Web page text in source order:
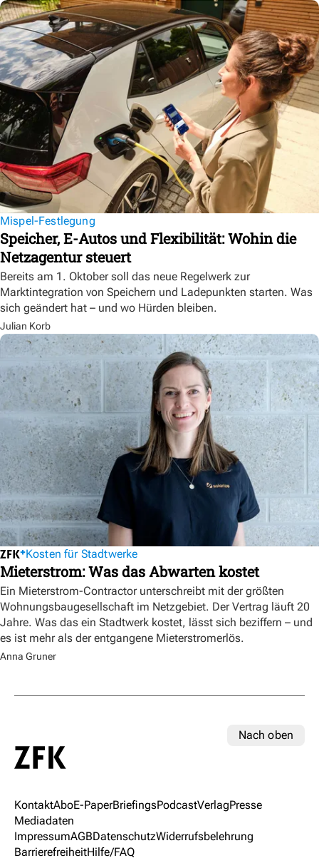
Mispel-Festlegung
Speicher, E-Autos und Flexibilität: Wohin die
Netzagentur steuert
Bereits am 1. Oktober soll das neue Regelwerk zur
Marktintegration von Speichern und Ladepunkten starten. Was
sich geändert hat – und wo Hürden bleiben.
Julian Korb
Kosten für Stadtwerke
Mieterstrom: Was das Abwarten kostet
Ein Mieterstrom-Contractor unterschreibt mit der größten
Wohnungsbaugesellschaft im Netzgebiet. Der Vertrag läuft 20
Jahre. Was das ein Stadtwerk kostet, lässt sich beziffern – und
es ist mehr als der entgangene Mieterstromerlös.
Anna Gruner
Nach oben
KontaktAboE-PaperBriefingsPodcastVerlagPresse
Mediadaten
ImpressumAGBDatenschutzWiderrufsbelehrung
BarrierefreiheitHilfe/FAQ